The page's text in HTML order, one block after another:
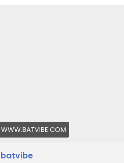
WWW.BATVIBE.COM
batvibe